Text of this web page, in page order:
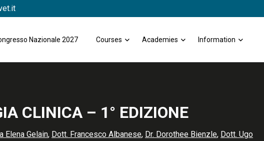
Nazionale 2027 Courses Academies Information
CLINICA – 1° EDIZIONE
Elena Gelain, Dott. Francesco Albanese, Dr. Dorothee Bienzle, Dott. Ugo